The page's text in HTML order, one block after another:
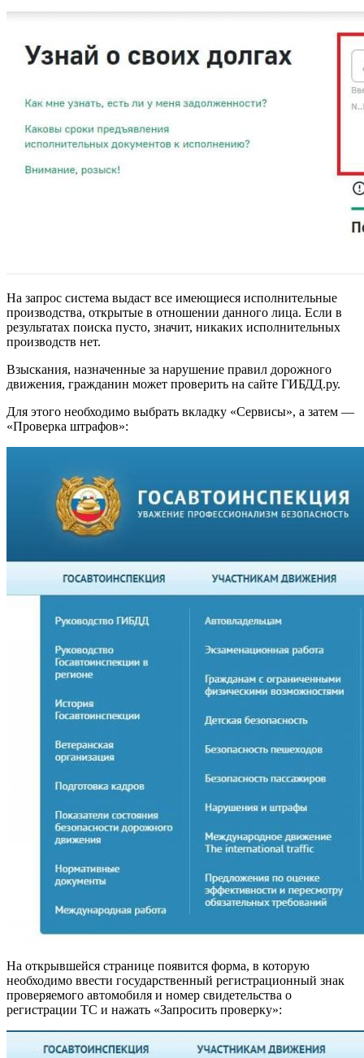
На запрос система выдаст все имеющиеся исполнительные
производства, открытые в отношении данного лица. Если в
результатах поиска пусто, значит, никаких исполнительных
производств нет.
Взыскания, назначенные за нарушение правил дорожного
движения, гражданин может проверить на сайте ГИБДД.ру.
Для этого необходимо выбрать вкладку «Сервисы», а затем —
«Проверка штрафов»:
На открывшейся странице появится форма, в которую
необходимо ввести государственный регистрационный знак
проверяемого автомобиля и номер свидетельства о
регистрации ТС и нажать «Запросить проверку»: